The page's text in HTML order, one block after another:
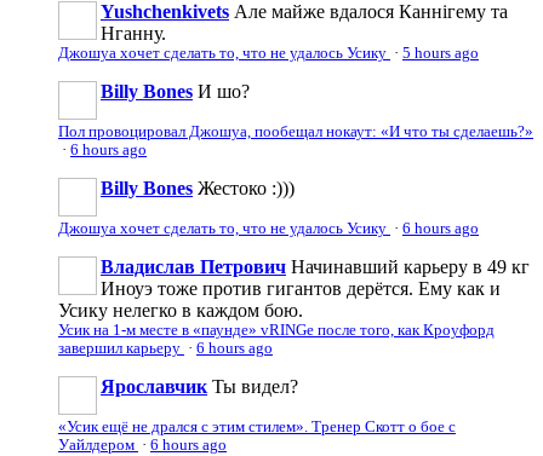
Yushchenkivets Але майже вдалося Каннігему та
Нганну.
Джошуа хочет сделать то, что не удалось Усику · 5 hours ago
Billy Bones И шо?
Пол провоцировал Джошуа, пообещал нокаут: «И что ты сделаешь?»
· 6 hours ago
Billy Bones Жестоко :)))
Джошуа хочет сделать то, что не удалось Усику · 6 hours ago
Владислав Петрович Начинавший карьеру в 49 кг
Иноуэ тоже против гигантов дерётся. Ему как и
Усику нелегко в каждом бою.
Усик на 1-м месте в «паунде» vRINGe после того, как Кроуфорд
завершил карьеру · 6 hours ago
Ярославчик Ты видел?
«Усик ещё не дрался с этим стилем». Тренер Скотт о бое с
Уайлдером · 6 hours ago